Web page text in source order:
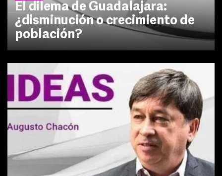
El dilema de Guadalajara:
¿disminución o crecimiento de
población?